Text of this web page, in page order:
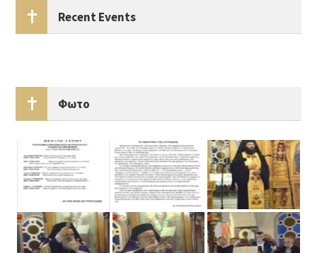
Recent Events
Φωτο